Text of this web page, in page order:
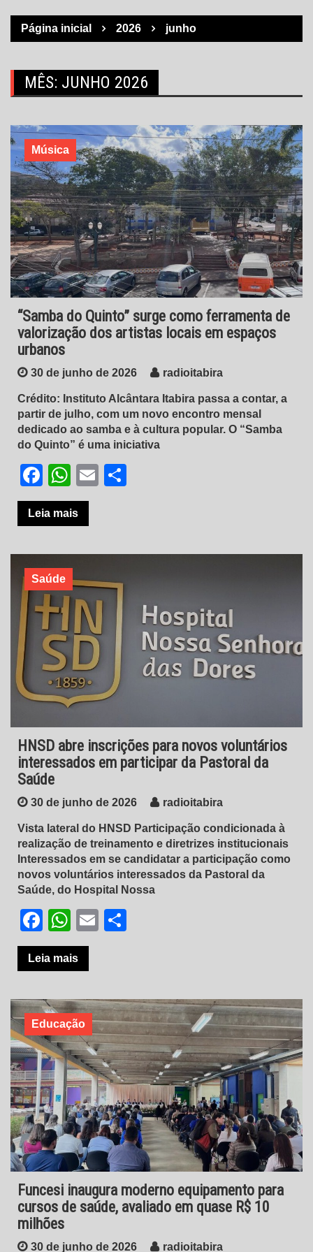
Página inicial 2026 junho
MÊS: JUNHO 2026
Música
“Samba do Quinto” surge como ferramenta de
valorização dos artistas locais em espaços
urbanos
30 de junho de 2026 radioitabira
Crédito: Instituto Alcântara Itabira passa a contar, a
partir de julho, com um novo encontro mensal
dedicado ao samba e à cultura popular. O “Samba
do Quinto” é uma iniciativa
Facebook
WhatsApp
Email
Leia mais
Saúde
HNSD abre inscrições para novos voluntários
interessados em participar da Pastoral da
Saúde
30 de junho de 2026 radioitabira
Vista lateral do HNSD Participação condicionada à
realização de treinamento e diretrizes institucionais
Interessados em se candidatar a participação como
novos voluntários interessados da Pastoral da
Saúde, do Hospital Nossa
Facebook
WhatsApp
Email
Leia mais
Educação
Funcesi inaugura moderno equipamento para
cursos de saúde, avaliado em quase R$ 10
milhões
30 de junho de 2026 radioitabira